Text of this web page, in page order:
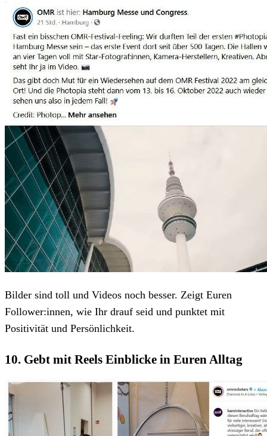
Bilder sind toll und Videos noch besser. Zeigt Euren
Follower:innen, wie Ihr drauf seid und punktet mit
Positivität und Persönlichkeit.
10. Gebt mit Reels Einblicke in Euren Alltag